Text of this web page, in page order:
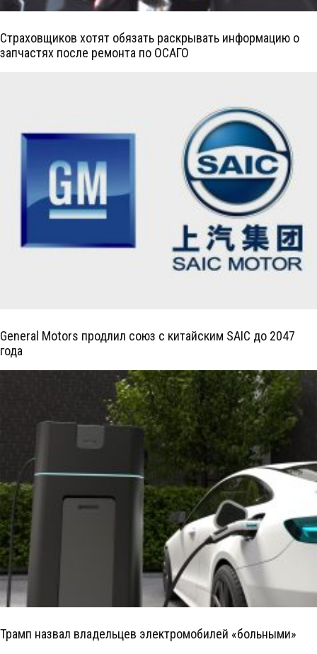
Страховщиков хотят обязать раскрывать информацию о
запчастях после ремонта по ОСАГО
General Motors продлил союз с китайским SAIC до 2047
года
Трамп назвал владельцев электромобилей «больными»